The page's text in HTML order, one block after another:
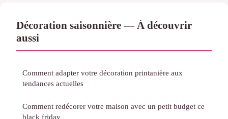
Décoration saisonnière — À découvrir
aussi
Comment adapter votre décoration printanière aux
tendances actuelles
Comment redécorer votre maison avec un petit budget ce
black friday